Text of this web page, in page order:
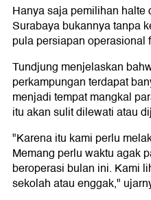
Hanya saja pemilihan halte
Surabaya bukannya tanpa
pula persiapan operasional
Tundjung menjelaskan
perkampungan terdapat
menjadi tempat mangkal
itu akan sulit dilewati atau
"Karena itu kami perlu
Memang perlu waktu agak
beroperasi bulan ini. Kami
sekolah atau enggak,"